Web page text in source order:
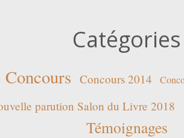
Catégories
Concours Concours 2014
parution Salon du Livre 2018
Témoignages